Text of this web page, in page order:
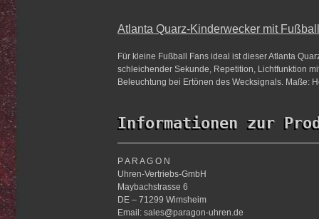
Atlanta Quarz-Kinderwecker mit
Für kleine Fußball Fans ideal ist dieser Atlanta
schleichender Sekunde, Repetition, Lichtfunktion
Beleuchtung bei Ertönen des Wecksignals. Maße:
Informationen zur
P A R A G O N
Uhren-Vertriebs-GmbH
Maybachstrasse 6
DE – 71299 Wimsheim
Email: sales@paragon-uhren.de